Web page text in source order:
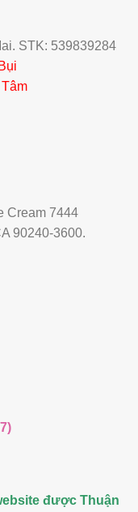
STK: 539839284
Cream 7444
90240-3600.
được Thuận